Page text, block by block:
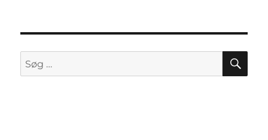
Søg
efter: